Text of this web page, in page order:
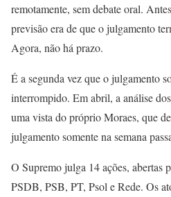
remotamente, sem debate oral.
previsão era de que o julgamento
Agora, não há prazo.
É a segunda vez que o julgamento
interrompido. Em abril, a análise
uma vista do próprio Moraes, que
julgamento somente na semana
O Supremo julga 14 ações, abertas
PSDB, PSB, PT, Psol e Rede. Os